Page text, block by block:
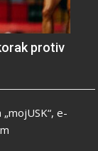
protiv
e-